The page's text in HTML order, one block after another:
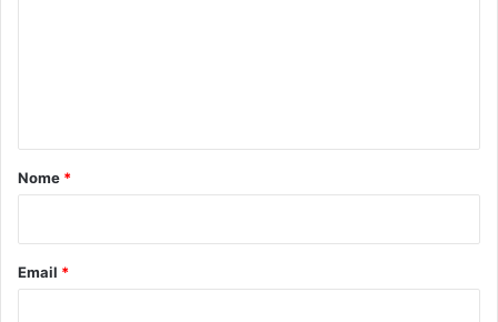
r
*
Nome *
Email *